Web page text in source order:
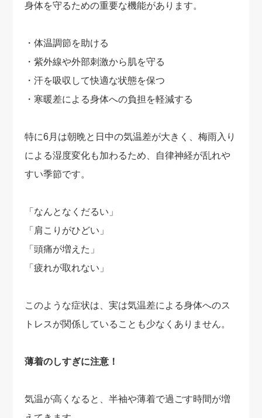
身体を守るための重要な機能があります。
・体温調節を助ける
・紫外線や外部刺激から肌を守る
・汗を吸収して快適な状態を保つ
・寒暖差による身体への負担を軽減する
特に6月は朝晩と日中の気温差が大きく、梅雨入り
による湿度変化も加わるため、自律神経が乱れや
すい季節です。
「なんとなくだるい」
「肩こりがひどい」
「頭痛が増えた」
「疲れが取れない」
このような症状は、実は気温差による身体へのス
トレスが関係していることも少なくありません。
薄着のしすぎに注意！
気温が高くなると、半袖や薄着で過ごす時間が増